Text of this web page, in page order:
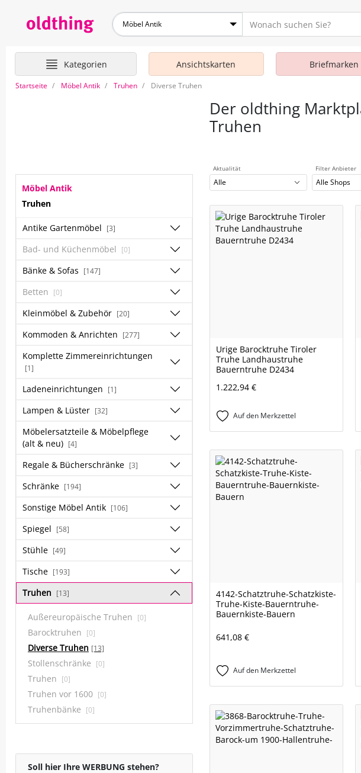
Möbel Antik
Kategorien Ansichtskarten Briefmarken
Startseite Möbel Antik Truhen Diverse Truhen
Der oldthing
Truhen
Möbel Antik
Truhen
Antike Gartenmöbel [3]
Bad- und Küchenmöbel [0]
Bänke & Sofas [147]
Betten [0]
Kleinmöbel & Zubehör [20]
Kommoden & Anrichten [277]
Komplette Zimmereinrichtungen
[1]
Ladeneinrichtungen [1]
Lampen & Lüster [32]
Möbelersatzteile & Möbelpflege
(alt & neu) [4]
Regale & Bücherschränke [3]
Schränke [194]
Sonstige Möbel Antik [106]
Spiegel [58]
Stühle [49]
Tische [193]
Truhen [13]
Außereuropäische Truhen [0]
Barocktruhen [0]
Diverse Truhen [13]
Stollenschränke [0]
Truhen [0]
Truhen vor 1600 [0]
Truhenbänke [0]
Soll hier Ihre WERBUNG stehen?
Aktualität
Alle
Filter Anbieter
Alle Shops
Urige Barocktruhe Tiroler
Truhe Landhaustruhe
Bauerntruhe D2434
1.222,94 €
Auf den Merkzettel
4142-Schatztruhe-Schatzkiste-
Truhe-Kiste-Bauerntruhe-
Bauernkiste-Bauern
641,08 €
Auf den Merkzettel